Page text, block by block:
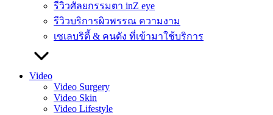
รีวิวศัลยกรรมตา inZ eye
รีวิวบริการผิวพรรณ ความงาม
เซเลบริตี้ & คนดัง ที่เข้ามาใช้บริการ
Video
Video Surgery
Video Skin
Video Lifestyle